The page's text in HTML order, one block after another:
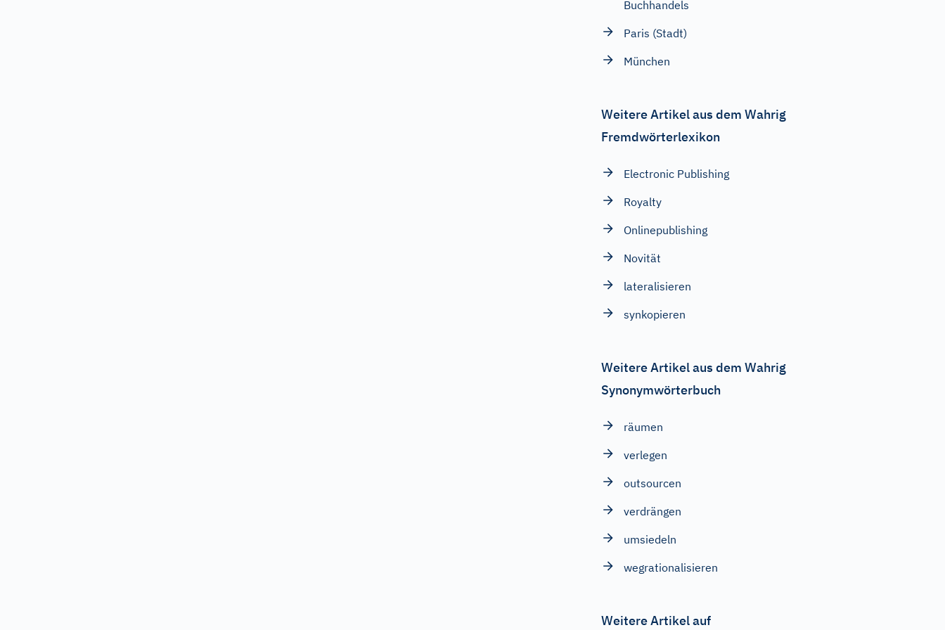
Buchhandels
Paris (Stadt)
München
Weitere Artikel aus dem Wahrig
Fremdwörterlexikon
Electronic Publishing
Royalty
Onlinepublishing
Novität
lateralisieren
synkopieren
Weitere Artikel aus dem Wahrig
Synonymwörterbuch
räumen
verlegen
outsourcen
verdrängen
umsiedeln
wegrationalisieren
Weitere Artikel auf